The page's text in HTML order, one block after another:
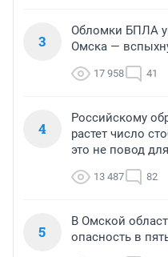
3
Обломки БПЛА
Омска —
17 958 41
4
Российскому
растет число
это не повод
13 487 82
5
В Омской
опасность в